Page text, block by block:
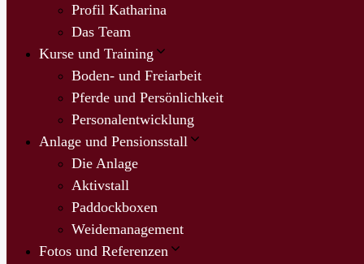
Profil Katharina
Das Team
Kurse und Training
Boden- und Freiarbeit
Pferde und Persönlichkeit
Personalentwicklung
Anlage und Pensionsstall
Die Anlage
Aktivstall
Paddockboxen
Weidemanagement
Fotos und Referenzen